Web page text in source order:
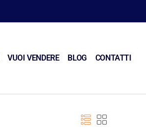
VUOI VENDERE BLOG CONTATTI